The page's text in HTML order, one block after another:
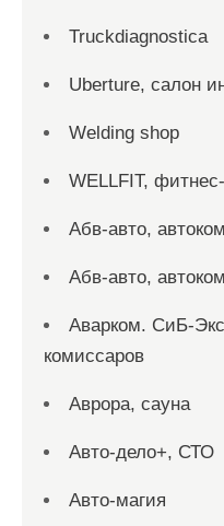
Truckdiagnostica
Uberture, салон
Welding shop
WELLFIT,
Абв-авто,
Абв-авто,
Аварком. СиБ-
комиссаров
Аврора, сауна
Авто-дело+, СТО
Авто-магия